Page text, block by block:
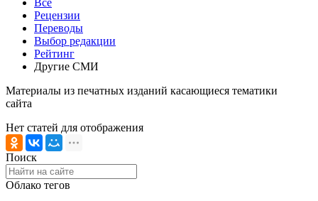
Все
Рецензии
Переводы
Выбор редакции
Рейтинг
Другие СМИ
Материалы из печатных изданий касающиеся тематики
сайта
Нет статей для отображения
Поиск
Облако тегов